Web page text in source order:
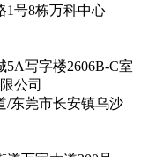
1号8栋万科中心
写字楼2606B-C室
公司
/东莞市长安镇乌沙